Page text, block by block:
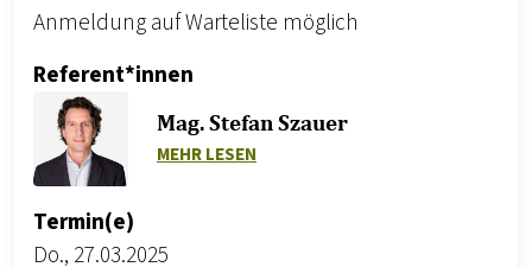
Anmeldung auf Warteliste möglich
Referent*innen
Mag. Stefan Szauer
MEHR LESEN
Termin(e)
Do., 27.03.2025